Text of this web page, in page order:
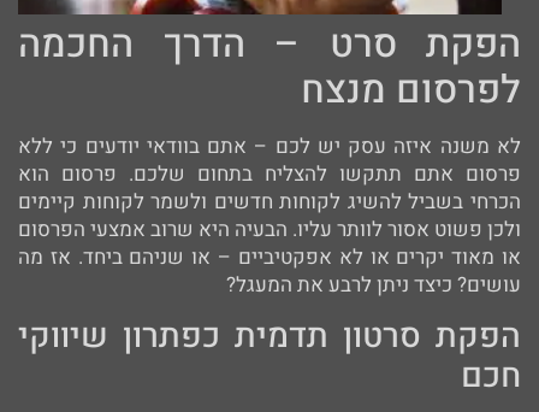
הפקת סרט – הדרך החכמה
לפרסום מנצח
לא משנה איזה עסק יש לכם – אתם בוודאי יודעים כי ללא
פרסום אתם תתקשו להצליח בתחום שלכם. פרסום הוא
הכרחי בשביל להשיג לקוחות חדשים ולשמר לקוחות קיימים
ולכן פשוט אסור לוותר עליו. הבעיה היא שרוב אמצעי הפרסום
או מאוד יקרים או לא אפקטיביים – או שניהם ביחד. אז מה
עושים? כיצד ניתן לרבע את המעגל?
הפקת סרטון תדמית כפתרון שיווקי
חכם